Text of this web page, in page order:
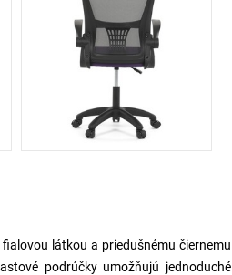
látkou a priedušnému čiernemu
podrúčky umožňujú jednoduché